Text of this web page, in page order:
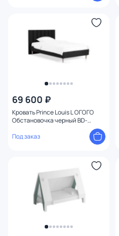
69 600 ₽
Кровать Prince Louis L ОГОГО
Обстановочка черный BD-
Под заказ